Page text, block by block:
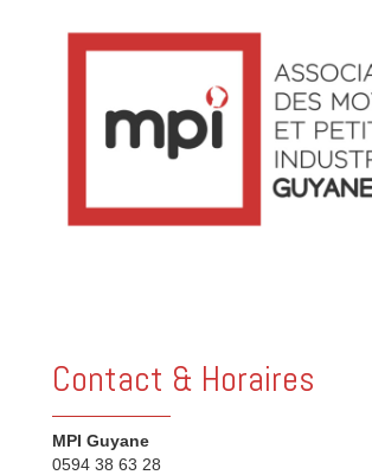
Contact & Horaires
MPI Guyane
0594 38 63 28